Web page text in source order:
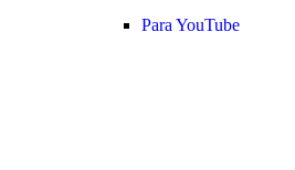
Para YouTube